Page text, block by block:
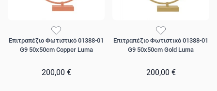
Επιτραπέζιο Φωτιστικό 01388-01
G9 50x50cm Copper Luma
200,00 €
Επιτραπέζιο Φωτιστικό 01388-01
G9 50x50cm Gold Luma
200,00 €